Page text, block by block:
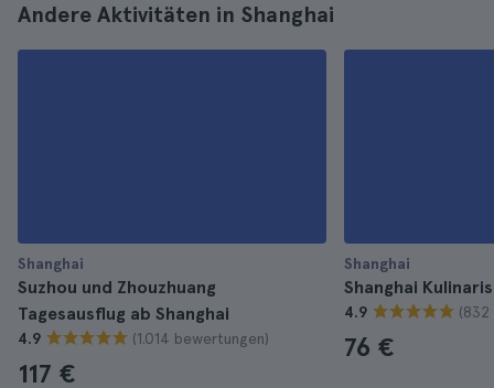
Andere Aktivitäten in Shanghai
Shanghai
Suzhou und Zhouzhuang
Tagesausflug ab Shanghai
4.9 (1.014 bewertungen)
117 €
Shanghai
Shanghai
4.9 (832
76 €